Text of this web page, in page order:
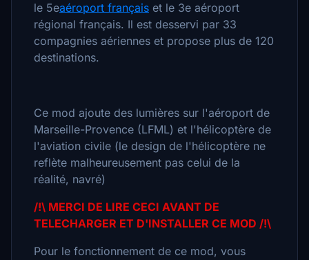
le 5eaéroport français et le 3e aéroport
régional français. Il est desservi par 33
compagnies aériennes et propose plus de 120
destinations.
Ce mod ajoute des lumières sur l'aéroport de
Marseille-Provence (LFML) et l'hélicoptère de
l'aviation civile (le design de l'hélicoptère ne
reflète malheureusement pas celui de la
réalité, navré)
/!\ MERCI DE LIRE CECI AVANT DE
TELECHARGER ET D'INSTALLER CE MOD /!\
Pour le fonctionnement de ce mod, vous